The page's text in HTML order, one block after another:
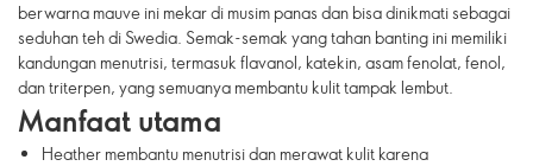
berwarna mauve ini mekar di musim panas dan bisa dinikmati sebagai
seduhan teh di Swedia. Semak-semak yang tahan banting ini memiliki
kandungan menutrisi, termasuk flavanol, katekin, asam fenolat, fenol,
dan triterpen, yang semuanya membantu kulit tampak lembut.
Manfaat utama
Heather membantu menutrisi dan merawat kulit karena